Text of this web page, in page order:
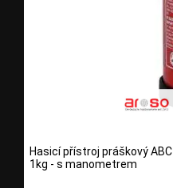
Hasicí přístroj práškový ABC
1kg - s manometrem